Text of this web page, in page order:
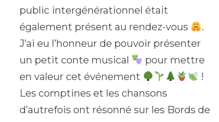
public intergénérationnel était
également présent au rendez-vous
.
J’ai eu l’honneur de pouvoir présenter
un petit conte musical
pour mettre
en valeur cet événement
!
Les comptines et les chansons
d’autrefois ont résonné sur les Bords de